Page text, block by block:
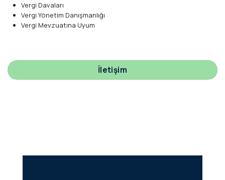
Vergi Davaları
Vergi Yönetim Danışmanlığı
Vergi Mevzuatına Uyum
İletişim